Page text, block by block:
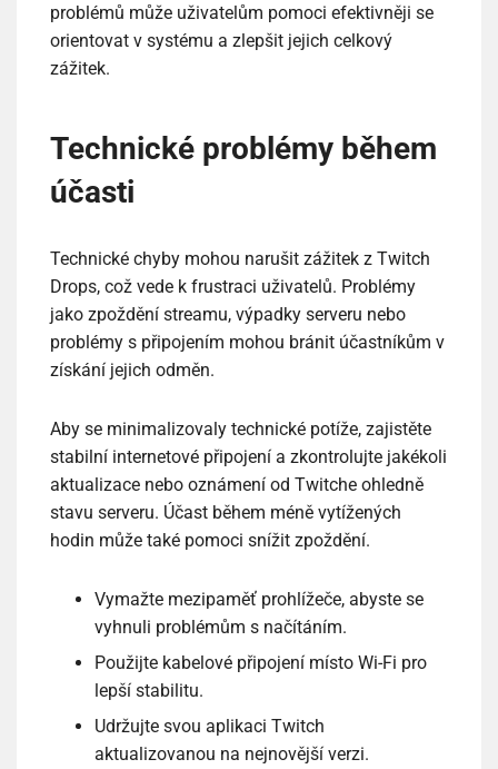
problémů může uživatelům pomoci efektivněji se
orientovat v systému a zlepšit jejich celkový
zážitek.
Technické problémy během
účasti
Technické chyby mohou narušit zážitek z Twitch
Drops, což vede k frustraci uživatelů. Problémy
jako zpoždění streamu, výpadky serveru nebo
problémy s připojením mohou bránit účastníkům v
získání jejich odměn.
Aby se minimalizovaly technické potíže, zajistěte
stabilní internetové připojení a zkontrolujte jakékoli
aktualizace nebo oznámení od Twitche ohledně
stavu serveru. Účast během méně vytížených
hodin může také pomoci snížit zpoždění.
Vymažte mezipaměť prohlížeče, abyste se
vyhnuli problémům s načítáním.
Použijte kabelové připojení místo Wi-Fi pro
lepší stabilitu.
Udržujte svou aplikaci Twitch
aktualizovanou na nejnovější verzi.